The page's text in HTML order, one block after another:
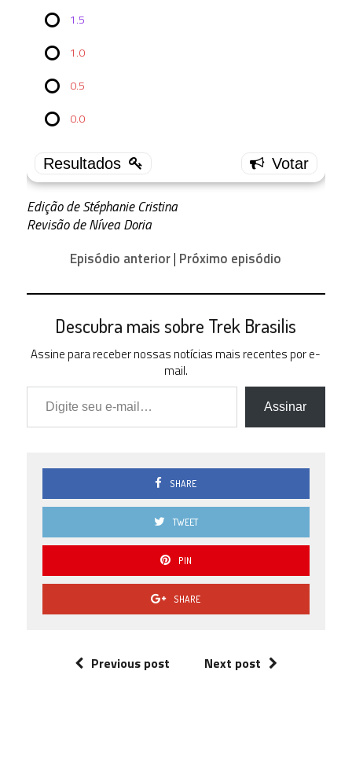
1.5
1.0
0.5
0.0
6 ( 40 % )
2.0
1 ( 6.67
% )
1.0
Edição de Stéphanie Cristina
Revisão de Nívea Doria
Episódio anterior| Próximo episódio
Descubra mais sobre Trek Brasilis
Assine para receber nossas notícias mais recentes por e-
mail.
Digite seu e-mail…
Assinar
SHARE
TWEET
PIN
SHARE
Previous post Next post